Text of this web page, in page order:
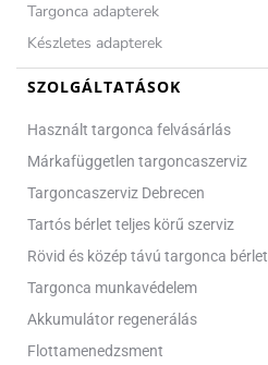
Targonca adapterek
Készletes adapterek
SZOLGÁLTATÁSOK
Használt targonca felvásárlás
Márkafüggetlen targoncaszerviz
Targoncaszerviz Debrecen
Tartós bérlet teljes körű szerviz
Rövid és közép távú targonca bérlet
Targonca munkavédelem
Akkumulátor regenerálás
Flottamenedzsment